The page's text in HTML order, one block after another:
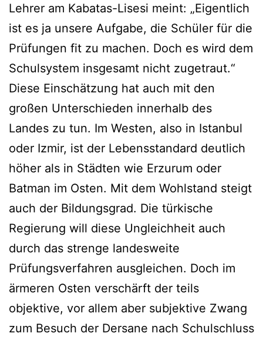
Lehrer am Kabatas-Lisesi meint: „Eigentlich
ist es ja unsere Aufgabe, die Schüler für die
Prüfungen fit zu machen. Doch es wird dem
Schulsystem insgesamt nicht zugetraut.“
Diese Einschätzung hat auch mit den
großen Unterschieden innerhalb des
Landes zu tun. Im Westen, also in Istanbul
oder Izmir, ist der Lebensstandard deutlich
höher als in Städten wie Erzurum oder
Batman im Osten. Mit dem Wohlstand steigt
auch der Bildungsgrad. Die türkische
Regierung will diese Ungleichheit auch
durch das strenge landesweite
Prüfungsverfahren ausgleichen. Doch im
ärmeren Osten verschärft der teils
objektive, vor allem aber subjektive Zwang
zum Besuch der Dersane nach Schulschluss